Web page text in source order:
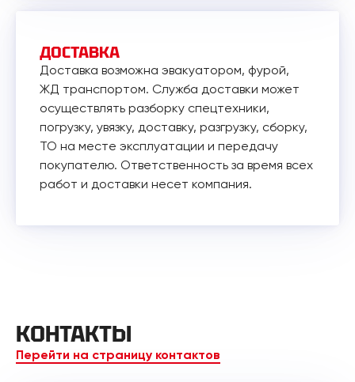
ДОСТАВКА
Доставка возможна эвакуатором, фурой,
ЖД транспортом. Служба доставки может
осуществлять разборку спецтехники,
погрузку, увязку, доставку, разгрузку, сборку,
ТО на месте эксплуатации и передачу
покупателю. Ответственность за время всех
работ и доставки несет компания.
КОНТАКТЫ
Перейти на страницу контактов